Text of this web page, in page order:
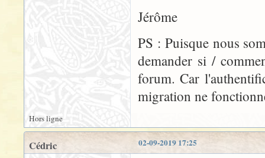
Jérôme
PS : Puisque nous
demander si /
forum. Car
migration ne
Hors ligne
02-09-2019 17:25
Cédric